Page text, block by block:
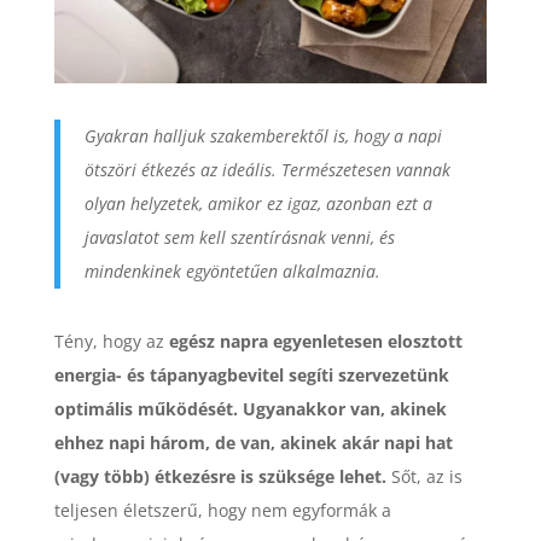
Gyakran halljuk szakemberektől is, hogy a napi
ötszöri étkezés az ideális. Természetesen vannak
olyan helyzetek, amikor ez igaz, azonban ezt a
javaslatot sem kell szentírásnak venni, és
mindenkinek egyöntetűen alkalmaznia.
Tény, hogy az egész napra egyenletesen elosztott
energia- és tápanyagbevitel segíti szervezetünk
optimális működését. Ugyanakkor van, akinek
ehhez napi három, de van, akinek akár napi hat
(vagy több) étkezésre is szüksége lehet. Sőt, az is
teljesen életszerű, hogy nem egyformák a